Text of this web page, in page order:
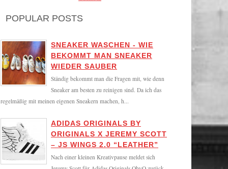
POPULAR POSTS
SNEAKER WASCHEN - WIE
BEKOMMT MAN SNEAKER
WIEDER SAUBER
Ständig bekommt man die Fragen mit, wie denn
Sneaker am besten zu reinigen sind. Da ich das
regelmäßig mit meinen eigenen Sneakern machen, h...
ADIDAS ORIGINALS BY
ORIGINALS X JEREMY SCOTT
– JS WINGS 2.0 “LEATHER”
Nach einer kleinen Kreativpause meldet sich